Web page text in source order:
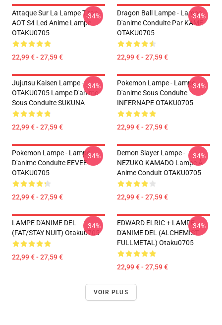
Attaque Sur La Lampe Titan -
AOT S4 Led Anime Lampe
OTAKU0705
22,99 € - 27,59 €
-34%
Dragon Ball Lampe - Lampe
D'anime Conduite Par KAME
OTAKU0705
22,99 € - 27,59 €
-34%
Jujutsu Kaisen Lampe -
OTAKU0705 Lampe D'anime
Sous Conduite SUKUNA
22,99 € - 27,59 €
-34%
Pokemon Lampe - Lampe
D'anime Sous Conduite
INFERNAPE OTAKU0705
22,99 € - 27,59 €
-34%
Pokemon Lampe - Lampe
D'anime Conduite EEVEE
OTAKU0705
22,99 € - 27,59 €
-34%
Demon Slayer Lampe -
NEZUKO KAMADO Lampe À
Anime Conduit OTAKU0705
22,99 € - 27,59 €
-34%
LAMPE D'ANIME DEL
(FAT/STAY NUIT) Otaku0705
22,99 € - 27,59 €
-34%
EDWARD ELRIC + LAMPE
D'ANIME DEL (ALCHEMIST
FULLMETAL) Otaku0705
22,99 € - 27,59 €
-34%
VOIR PLUS